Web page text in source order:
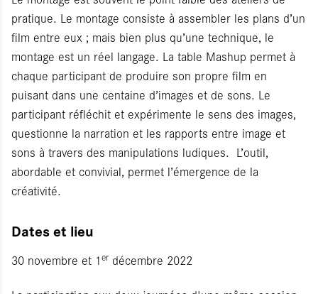
pratique. Le montage consiste à assembler les plans d’un
film entre eux ; mais bien plus qu’une technique, le
montage est un réel langage. La table Mashup permet à
chaque participant de produire son propre film en
puisant dans une centaine d’images et de sons. Le
participant réfléchit et expérimente le sens des images,
questionne la narration et les rapports entre image et
sons à travers des manipulations ludiques. L’outil,
abordable et convivial, permet l’émergence de la
créativité.
Dates et lieu
30 novembre et 1erdécembre 2022